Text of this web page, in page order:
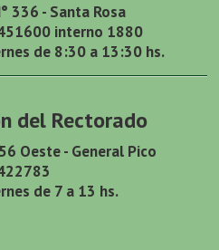
336 - Santa Rosa
interno 1880
de 8:30 a 13:30 hs.
del Rectorado
Oeste - General Pico
de 7 a 13 hs.